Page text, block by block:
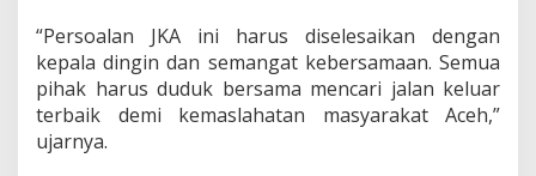
“Persoalan JKA ini harus diselesaikan dengan
kepala dingin dan semangat kebersamaan. Semua
pihak harus duduk bersama mencari jalan keluar
terbaik demi kemaslahatan masyarakat Aceh,”
ujarnya.